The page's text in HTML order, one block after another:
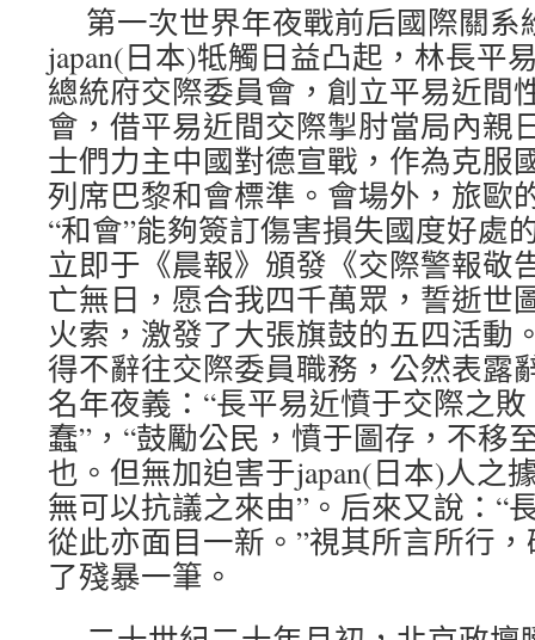
第一次世界年夜戰前后國際關系
japan(日本)牴觸日益凸起，林長平
總統府交際委員會，創立平易近間
會，借平易近間交際掣肘當局內親
士們力主中國對德宣戰，作為克服
列席巴黎和會標準。會場外，旅歐
“和會”能夠簽訂傷害損失國度好處
立即于《晨報》頒發《交際警報敬
亡無日，愿合我四千萬眾，誓逝世
火索，激發了大張旗鼓的五四活動
得不辭往交際委員職務，公然表露
名年夜義：“長平易近憤于交際之
蠢”，“鼓勵公民，憤于圖存，不移
也。但無加迫害于japan(日本)人之
無可以抗議之來由”。后來又說：“
從此亦面目一新。”視其所言所行
了殘暴一筆。